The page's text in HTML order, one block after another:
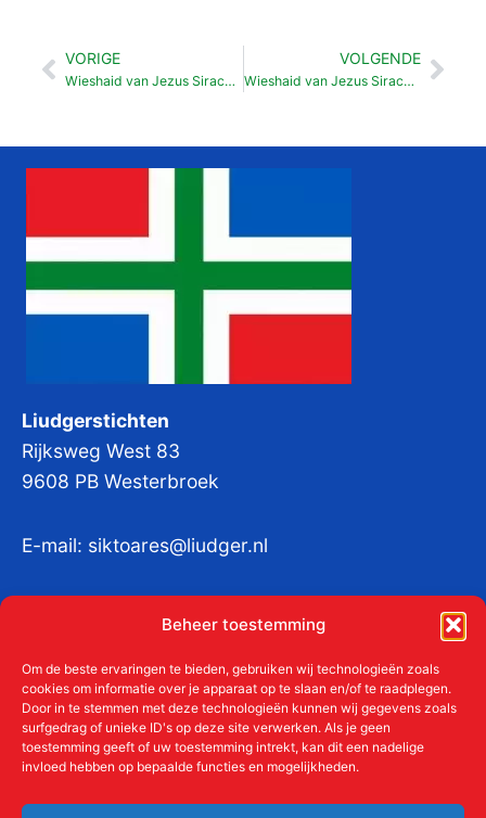
Beheer toestemming
Om de beste ervaringen te bieden, gebruiken wij technologieën zoals
cookies om informatie over je apparaat op te slaan en/of te raadplegen.
Door in te stemmen met deze technologieën kunnen wij gegevens zoals
surfgedrag of unieke ID's op deze site verwerken. Als je geen
toestemming geeft of uw toestemming intrekt, kan dit een nadelige
invloed hebben op bepaalde functies en mogelijkheden.
Vorige
VORIGE
Wieshaid van Jezus Sirach Raauw (38:16-23)
VOLGENDE
Wieshaid van Jezus Sirach Loflaid op de Heer (39:12-35)
Liudgerstichten
Rijksweg West 83
9608 PB Westerbroek
E-mail: siktoares@liudger.nl
KvKnr:41011712
Meer over de Liudgerstichten